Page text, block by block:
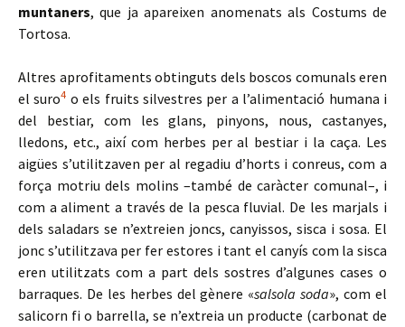
muntaners, que ja apareixen anomenats als Costums de
Tortosa.
Altres aprofitaments obtinguts dels boscos comunals eren
el suro4 o els fruits silvestres per a l’alimentació humana i
del bestiar, com les glans, pinyons, nous, castanyes,
lledons, etc., així com herbes per al bestiar i la caça. Les
aigües s’utilitzaven per al regadiu d’horts i conreus, com a
força motriu dels molins –també de caràcter comunal–, i
com a aliment a través de la pesca fluvial. De les marjals i
dels saladars se n’extreien joncs, canyissos, sisca i sosa. El
jonc s’utilitzava per fer estores i tant el canyís com la sisca
eren utilitzats com a part dels sostres d’algunes cases o
barraques. De les herbes del gènere «salsola soda», com el
salicorn fi o barrella, se n’extreia un producte (carbonat de